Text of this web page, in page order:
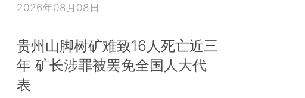
2026年08月08日
贵州山脚树矿难致16人死亡近三
年 矿长涉罪被罢免全国人大代
表